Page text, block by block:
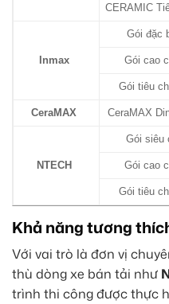
CERAMIC
Inmax
Gói đặc
Gói cao
Gói tiêu
CeraMAX CeraMAX
NTECH
Gói siêu
Gói cao
Gói tiêu
Khả năng tương
Với vai trò là đơn vị
thù dòng xe bán tải như
trình thi công được thực